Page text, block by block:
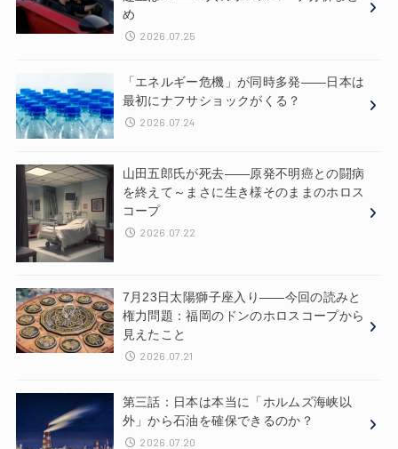
め
2026.07.25
「エネルギー危機」が同時多発——日本は
最初にナフサショックがくる？
2026.07.24
山田五郎氏が死去——原発不明癌との闘病
を終えて～まさに生き様そのままのホロス
コープ
2026.07.22
7月23日太陽獅子座入り——今回の読みと
権力問題：福岡のドンのホロスコープから
見えたこと
2026.07.21
第三話：日本は本当に「ホルムズ海峡以
外」から石油を確保できるのか？
2026.07.20